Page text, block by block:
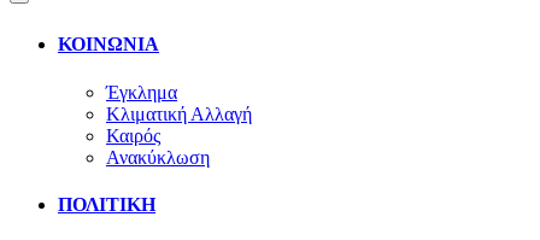
ΚΟΙΝΩΝΙΑ
Έγκλημα
Κλιματική Αλλαγή
Καιρός
Ανακύκλωση
ΠΟΛΙΤΙΚΗ